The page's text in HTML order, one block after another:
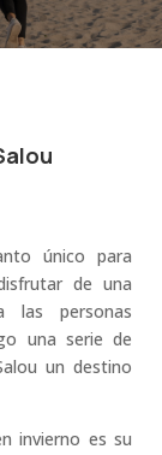
único para
de una
las personas
una serie de
un destino
invierno es su